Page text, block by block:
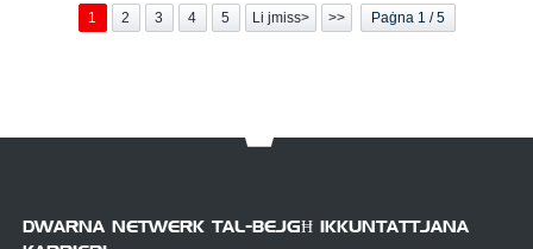
1 2 3 4 5 Li jmiss> >> Paġna 1 / 5
DWARNA NETWERK TAL-BEJGĦ IKKUNTATTJANA